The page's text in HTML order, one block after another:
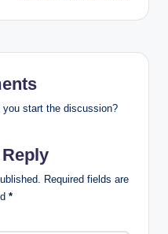
you start the discussion?
Required fields are
*